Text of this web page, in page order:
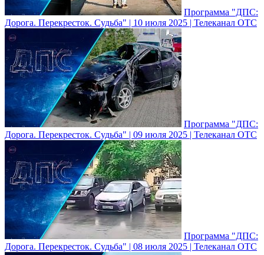
Программа "ДПС:
Дорога. Перекресток. Судьба" | 10 июля 2025 | Телеканал ОТС
Программа "ДПС:
Дорога. Перекресток. Судьба" | 09 июля 2025 | Телеканал ОТС
Программа "ДПС:
Дорога. Перекресток. Судьба" | 08 июля 2025 | Телеканал ОТС